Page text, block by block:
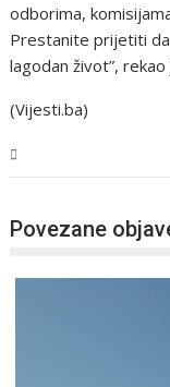
odborima,
Prestanite prijetiti
lagodan život”, rekao
(Vijesti.ba)
Povezane